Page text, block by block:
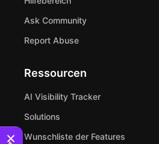
Ask Community
Report Abuse
Ressourcen
AI Visibility Tracker
Solutions
Wunschliste der Features